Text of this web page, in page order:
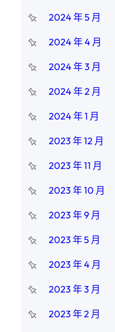
2024 年 5 月
2024 年 4 月
2024 年 3 月
2024 年 2 月
2024 年 1 月
2023 年 12 月
2023 年 11 月
2023 年 10 月
2023 年 9 月
2023 年 5 月
2023 年 4 月
2023 年 3 月
2023 年 2 月